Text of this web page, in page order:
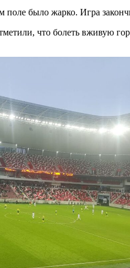
было жарко. Игра
что болеть вживую